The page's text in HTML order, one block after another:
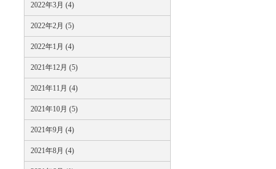
2022年3月 (4)
2022年2月 (5)
2022年1月 (4)
2021年12月 (5)
2021年11月 (4)
2021年10月 (5)
2021年9月 (4)
2021年8月 (4)